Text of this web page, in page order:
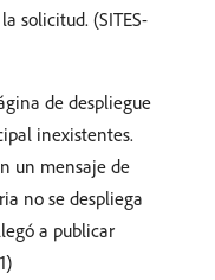
solicitud. (SITES-
de despliegue
inexistentes.
un mensaje de
no se despliega
a publicar